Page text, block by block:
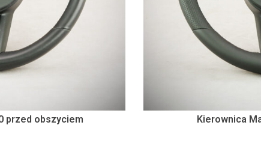
przed obszyciem Kierownica